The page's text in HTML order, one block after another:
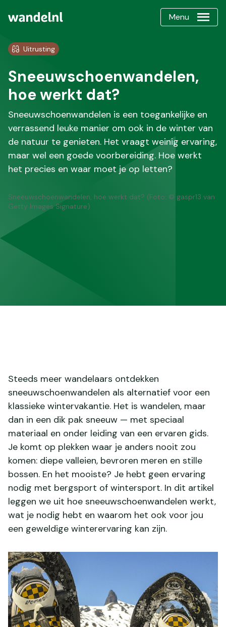
Menu
Uitrusting
Sneeuwschoenwandelen,
hoe werkt dat?
Sneeuwschoenwandelen is een toegankelijke en
verrassend leuke manier om ook in de winter van
de natuur te genieten. Het vraagt weinig ervaring,
maar wel een goede voorbereiding. Hoe werkt
het precies en waar moet je op letten?
Sneeuwschoenwandelen, hoe werkt dat? (Foto: © gaspr13 van
Getty Images Signature)
Steeds meer wandelaars ontdekken
sneeuwschoenwandelen als alternatief voor een
klassieke wintervakantie. Het is wandelen, maar
dan in een dik pak sneeuw — met speciaal
materiaal en onder leiding van een ervaren gids.
Je komt op plekken waar je anders nooit zou
komen: diepe valleien, bevroren meren en stille
bossen. En het mooiste? Je hebt geen ervaring
nodig met bergsport of wintersport. In dit artikel
leggen we uit hoe sneeuwschoenwandelen werkt,
wat je nodig hebt en waarom het ook voor jou
een geweldige winterervaring kan zijn.